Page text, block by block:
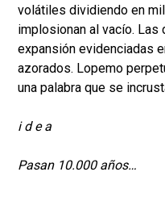
volátiles dividiendo en
implosionan al vacío.
expansión evidenciadas
azorados. Lopemo
una palabra que se
i d e a
Pasan 10.000 años…